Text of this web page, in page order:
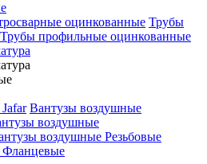
оцинкованные Трубы
Трубы профильные оцинкованные
Вантузы воздушные
воздушные
воздушные Резьбовые